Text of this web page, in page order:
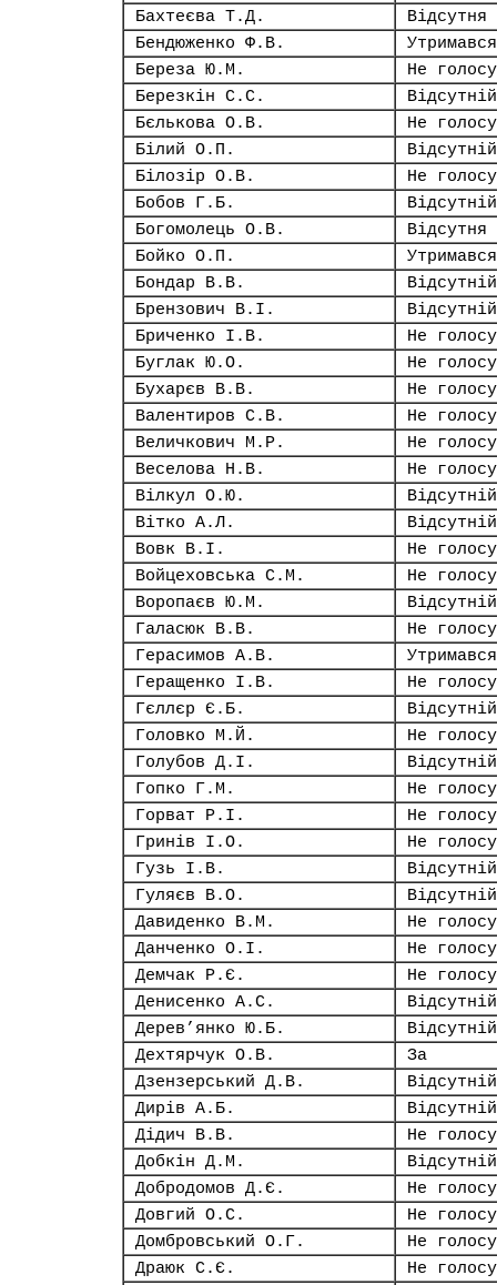
Бахтеєва Т.Д.
Відсутня
Бендюженко Ф.В.
Утримався
Береза Ю.М.
Не
Березкін С.С.
Відсутній
Бєлькова О.В.
Не
Білий О.П.
Відсутній
Білозір О.В.
Не
Бобов Г.Б.
Відсутній
Богомолець О.В.
Відсутня
Бойко О.П.
Утримався
Бондар В.В.
Відсутній
Брензович В.І.
Відсутній
Бриченко І.В.
Не
Буглак Ю.О.
Не
Бухарєв В.В.
Не
Валентиров С.В.
Не
Величкович М.Р.
Не
Веселова Н.В.
Не
Вілкул О.Ю.
Відсутній
Вітко А.Л.
Відсутній
Вовк В.І.
Не
Войцеховська С.М.
Не
Воропаєв Ю.М.
Відсутній
Галасюк В.В.
Не
Герасимов А.В.
Утримався
Геращенко І.В.
Не
Гєллєр Є.Б.
Відсутній
Головко М.Й.
Не
Голубов Д.І.
Відсутній
Гопко Г.М.
Не
Горват Р.І.
Не
Гринів І.О.
Не
Гузь І.В.
Відсутній
Гуляєв В.О.
Відсутній
Давиденко В.М.
Не
Данченко О.І.
Не
Демчак Р.Є.
Не
Денисенко А.С.
Відсутній
Дерев’янко Ю.Б.
Відсутній
Дехтярчук О.В.
За
Дзензерський Д.В.
Відсутній
Дирів А.Б.
Відсутній
Дідич В.В.
Не
Добкін Д.М.
Відсутній
Добродомов Д.Є.
Не
Довгий О.С.
Не
Домбровський О.Г.
Не
Драюк С.Є.
Не